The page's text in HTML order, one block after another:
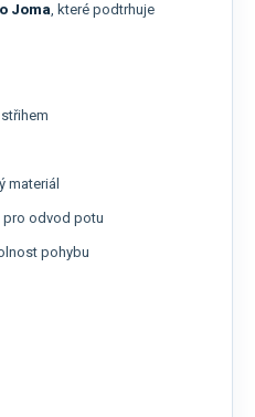
Joma, které podtrhuje
materiál
pro odvod potu
pohybu